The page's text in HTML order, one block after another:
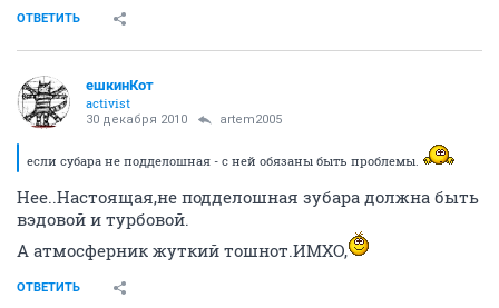
ОТВЕТИТЬ
ешкинКот
activist
30 декабря 2010 artem2005
если субара не подделошная - с ней обязаны быть проблемы.
Нее..Настоящая,не подделошная зубара должна быть
вэдовой и турбовой.
А атмосферник жуткий тошнот.ИМХО,
ОТВЕТИТЬ